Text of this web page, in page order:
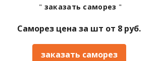
" заказать саморез "
Саморез цена за шт от 8 руб.
заказать саморез